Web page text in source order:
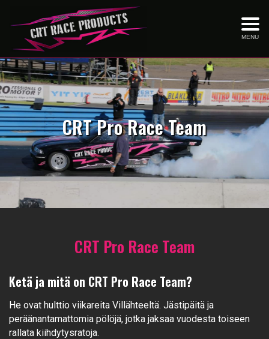
MENU
CRT Pro Race Team
CRT Pro Race Team
Ketä ja mitä on CRT Pro Race Team?
He ovat hulttio viikareita Villähteeltä. Jästipäitä ja
peräänantamattomia pölöjä, jotka jaksaa vuodesta toiseen
rallata kiihdytysratoja.